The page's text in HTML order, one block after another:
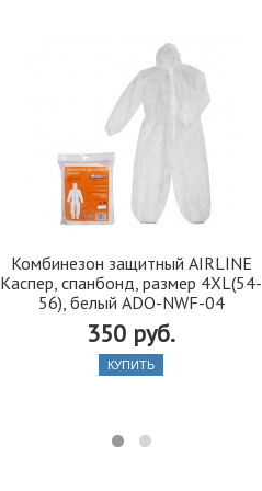
Комбинезон защитный AIRLINE
Каспер, спанбонд, размер 4XL(54-
56), белый АDO-NWF-04
350 руб.
КУПИТЬ